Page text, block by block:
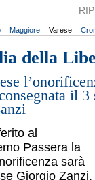
Maggiore Varese
della
il 3
al
Passera la
sarà
Giorgio Zanzi,